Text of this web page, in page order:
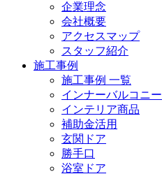
企業理念
会社概要
アクセスマップ
スタッフ紹介
施工事例
施工事例 一覧
インナーバルコニー
インテリア商品
補助金活用
玄関ドア
勝手口
浴室ドア